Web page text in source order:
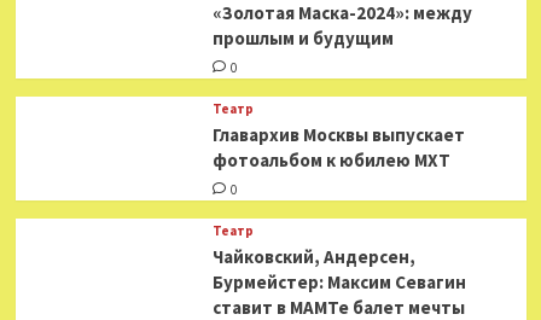
«Золотая Маска-2024»: между
прошлым и будущим
0
Театр
​​Главархив Москвы выпускает
фотоальбом к юбилею МХТ
0
Театр
​​Чайковский, Андерсен,
Бурмейстер: Максим Севагин
ставит в МАМТе балет мечты